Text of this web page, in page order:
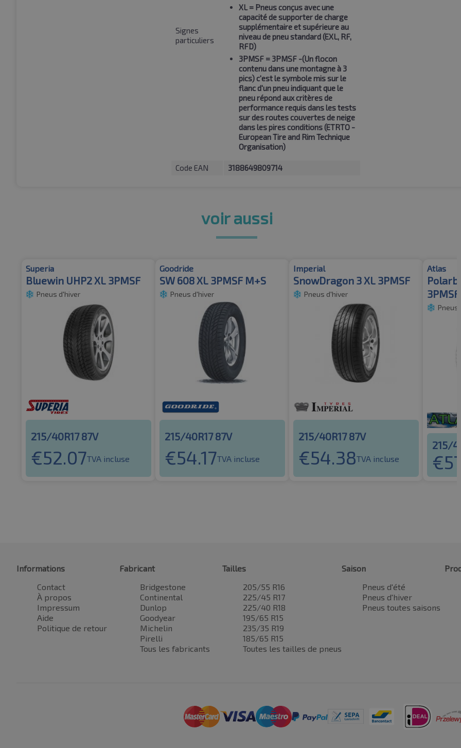
Signes
particuliers
XL= Pneus conçus avec une
capacité de supporter de charge
supplémentaire et supérieure au
niveau de pneu standard (EXL, RF,
RFD)
3PMSF= 3PMSF -(Un flocon
contenu dans une montagne à 3
pics) c'est le symbole mis sur le
flanc d'un pneu indiquant que le
pneu répond aux critères de
performance requis dans les tests
sur des routes couvertes de neige
dans les pires conditions (ETRTO -
European Tire and Rim Technique
Organisation)
Code EAN 3188649809714
voir aussi
Superia
Bluewin UHP2 XL 3PMSF
Pneus d'hiver
215/40R17 87V
€52.07TVA incluse
Goodride
SW 608 XL 3PMSF M+S
Pneus d'hiver
215/40R17 87V
€54.17TVA incluse
Imperial
SnowDragon 3 XL 3PMSF
Pneus d'hiver
215/40R17 87V
€54.38TVA incluse
Atlas
3PMSF
Pneus
215/
€
Informations
Contact
À propos
Impressum
Aide
Politique de retour
Fabricant
Bridgestone
Continental
Dunlop
Goodyear
Michelin
Pirelli
Tous les fabricants
Tailles
205/55 R16
225/45 R17
225/40 R18
195/65 R15
235/35 R19
185/65 R15
Toutes les tailles de pneus
Saison
Pneus d'été
Pneus d'hiver
Pneus toutes saisons